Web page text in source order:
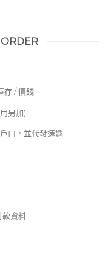
存 / 價錢
另加)
口，並代發速遞
款資料